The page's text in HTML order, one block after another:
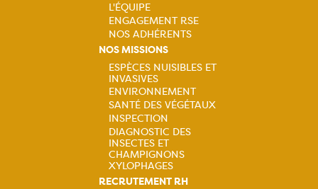
Navigation
principale
L'ÉQUIPE
ENGAGEMENT RSE
NOS ADHÉRENTS
NOS MISSIONS
Navigation
principale
ESPÈCES NUISIBLES ET
INVASIVES
ENVIRONNEMENT
SANTÉ DES VÉGÉTAUX
INSPECTION
DIAGNOSTIC DES
INSECTES ET
CHAMPIGNONS
XYLOPHAGES
RECRUTEMENT RH